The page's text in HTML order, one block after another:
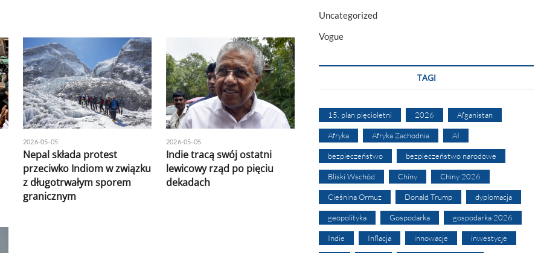
2026-05-05
Nepal składa protest
przeciwko Indiom w związku
z długotrwałym sporem
granicznym
2026-05-05
Indie tracą swój ostatni
lewicowy rząd po pięciu
dekadach
Uncategorized
Vogue
TAGI
15. plan pięcioletni 2026 Afganistan
Afryka Afryka Zachodnia AI
bezpieczeństwo bezpieczeństwo narodowe
Bliski Wschód Chiny Chiny 2026
Cieśnina Ormuz Donald Trump dyplomacja
geopolityka Gospodarka gospodarka 2026
Indie Inflacja innowacje inwestycje